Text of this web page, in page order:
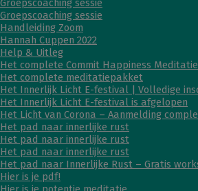
Groepscoaching sessie
Groepscoaching sessie
Handleiding Zoom
Hannah Cuppen 2022
Help & Uitleg
Het complete Commit Happiness
Het complete meditatiepakket
Het Innerlijk Licht E-festival | Volledige
Het Innerlijk Licht E-festival is afgelopen
Het Licht van Corona – Aanmelding
Het pad naar innerlijke rust
Het pad naar innerlijke rust
Het pad naar innerlijke rust
Het pad naar Innerlijke Rust – Gratis
Hier is je pdf!